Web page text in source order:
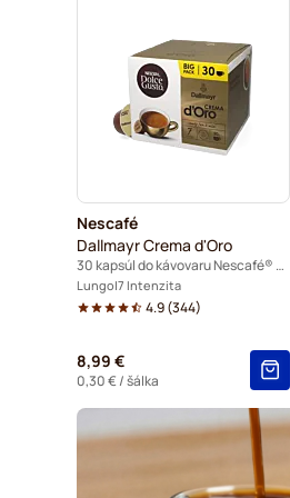
Café René – kávové
Caffè Borbone do
Dolce Vita – kapsuly do
Starbucks® – kapsuly do
Kaffekapslen – kapsuly do
Nescafé
Dallmayr Crema d'Oro
30 kapsúl do kávovaru Nescafé® Dolce Gusto
Lungo 7 Intenzita
4.9(344)
8,99 €
0,30 €/ šálka